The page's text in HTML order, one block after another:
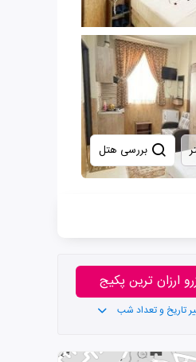
ارزان ترین پکیج
تاریخ و تعداد شب